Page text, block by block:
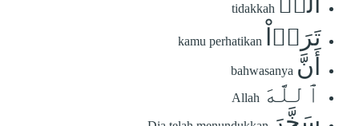
tidakkah
تَرَوۡاْ kamu perhatikan
أَنَّ bahwasanya
ٱللَّهَ Allah